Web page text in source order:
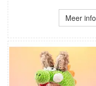
Meer info